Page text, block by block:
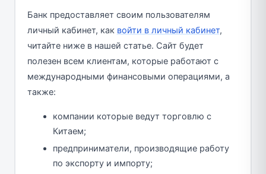
Банк предоставляет своим пользователям
личный кабинет, как войти в личный кабинет,
читайте ниже в нашей статье. Сайт будет
полезен всем клиентам, которые работают с
международными финансовыми операциями, а
также:
компании которые ведут торговлю с
Китаем;
предприниматели, производящие работу
по экспорту и импорту;